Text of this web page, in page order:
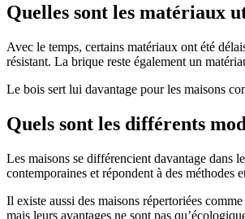
Quelles sont les matériaux
Avec le temps, certains matériaux ont été
résistant. La brique reste également un
Le bois sert lui davantage pour les maisons
Quels sont les différents
Les maisons se différencient davantage dans
contemporaines et répondent à des méthodes
Il existe aussi des maisons répertoriées
mais leurs avantages ne sont pas